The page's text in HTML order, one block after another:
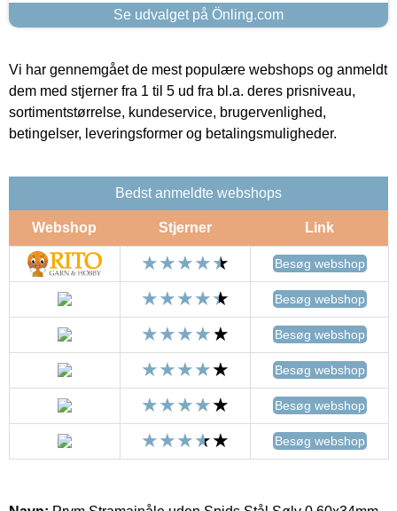
Se udvalget på Önling.com
Vi har gennemgået de mest populære webshops og anmeldt
dem med stjerner fra 1 til 5 ud fra bl.a. deres prisniveau,
sortimentstørrelse, kundeservice, brugervenlighed,
betingelser, leveringsformer og betalingsmuligheder.
Bedst anmeldte webshops
Webshop Stjerner Link
Besøg webshop
Besøg webshop
Besøg webshop
Besøg webshop
Besøg webshop
Besøg webshop